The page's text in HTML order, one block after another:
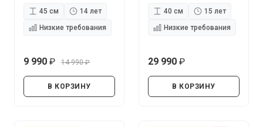
45 см
14 лет
Низкие требования
9 990
14 990
В КОРЗИНУ
40 см
15 лет
Низкие требования
29 990
В КОРЗИНУ